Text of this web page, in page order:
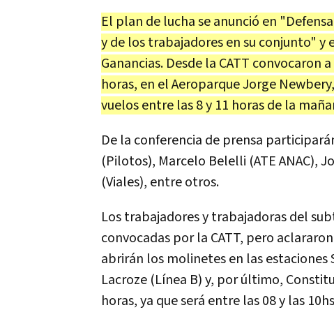
El plan de lucha se anunció en
y de los trabajadores en su conjunto"
Ganancias. Desde la CATT convocaron
horas, en el Aeroparque Jorge
vuelos entre las 8 y 11 horas de la
De la conferencia de prensa
(Pilotos), Marcelo Belelli (ATE ANAC),
(Viales), entre otros.
Los trabajadores y trabajadoras del
convocadas por la CATT, pero
abrirán los molinetes en las estaciones
Lacroze (Línea B) y, por último,
horas, ya que será entre las 08 y las